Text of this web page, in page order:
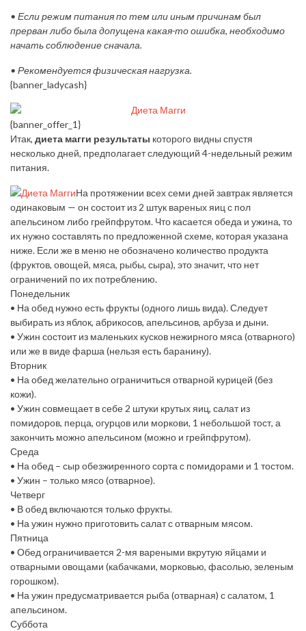
• Если режим питания по тем или иным причинам был
прерван либо была допущена какая-то ошибка, необходимо
начать соблюдение сначала.
• Рекомендуется физическая нагрузка.
{banner_ladycash}
{banner_offer_1}
Итак, диета магги результаты которого видны спустя
несколько дней, предполагает следующий 4-недельный режим
питания.
На протяжении всех семи дней завтрак является
одинаковым — он состоит из 2 штук вареных яиц с пол
апельсином либо грейпфрутом. Что касается обеда и ужина, то
их нужно составлять по предложенной схеме, которая указана
ниже. Если же в меню не обозначено количество продукта
(фруктов, овощей, мяса, рыбы, сыра), это значит, что нет
ограничений по их потреблению.
Понедельник
• На обед нужно есть фрукты (одного лишь вида). Следует
выбирать из яблок, абрикосов, апельсинов, арбуза и дыни.
• Ужин состоит из маленьких кусков нежирного мяса (отварного)
или же в виде фарша (нельзя есть баранину).
Вторник
• На обед желательно ограничиться отварной курицей (без
кожи).
• Ужин совмещает в себе 2 штуки крутых яиц, салат из
помидоров, перца, огурцов или моркови, 1 небольшой тост, а
закончить можно апельсином (можно и грейпфрутом).
Среда
• На обед – сыр обезжиренного сорта с помидорами и 1 тостом.
• Ужин – только мясо (отварное).
Четверг
• В обед включаются только фрукты.
• На ужин нужно приготовить салат с отварным мясом.
Пятница
• Обед ограничивается 2-мя вареными вкрутую яйцами и
отварными овощами (кабачками, морковью, фасолью, зеленым
горошком).
• На ужин предусматривается рыба (отварная) с салатом, 1
апельсином.
Суббота